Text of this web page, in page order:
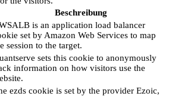
Beschreibung
is an application load balancer
set by Amazon Web Services to map
session to the target.
sets this cookie to anonymously
information on how visitors use the
ezds cookie is set by the provider Ezoic,